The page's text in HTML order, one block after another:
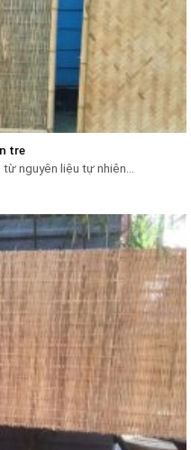
tre
nguyên liệu tự nhiên...